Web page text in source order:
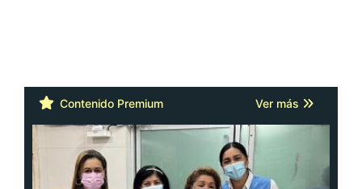
Contenido Premium Ver más